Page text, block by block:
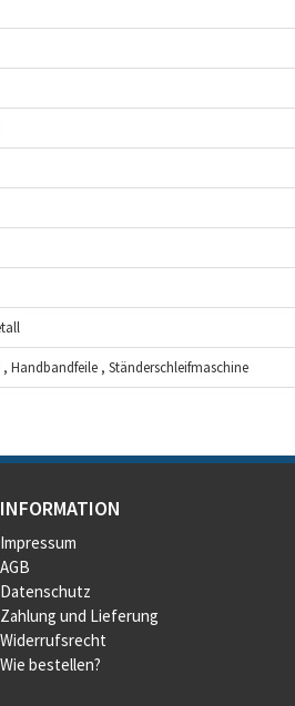
Handbandfeile , Ständerschleifmaschine
INFORMATION
Impressum
AGB
Datenschutz
Zahlung und Lieferung
Widerrufsrecht
Wie bestellen?